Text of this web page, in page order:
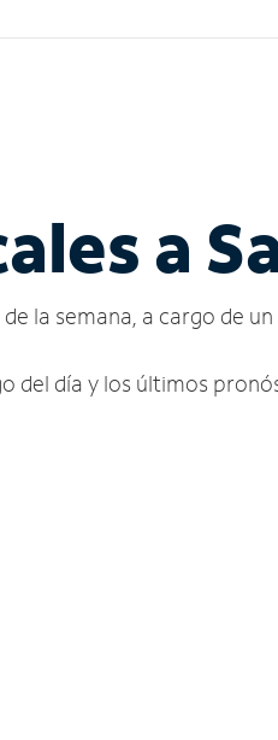
a
la semana, a cargo de
día y los últimos